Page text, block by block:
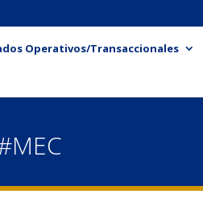
Operativos/Transaccionales